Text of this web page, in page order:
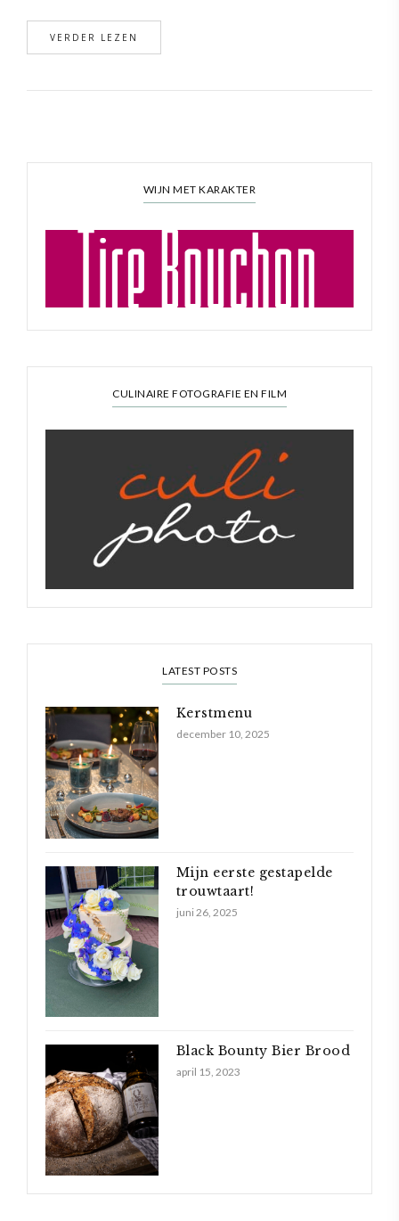
VERDER LEZEN
WIJN MET KARAKTER
CULINAIRE FOTOGRAFIE EN FILM
LATEST POSTS
Kerstmenu
december 10, 2025
Mijn eerste gestapelde
trouwtaart!
juni 26, 2025
Black Bounty Bier Brood
april 15, 2023